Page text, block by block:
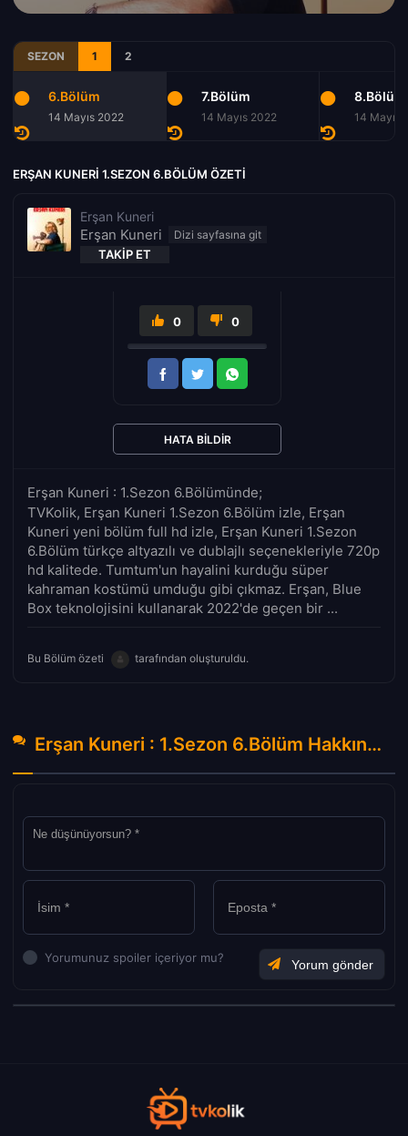
SEZON 1 2
6.Bölüm
14 Mayıs 2022
7.Bölüm
14 Mayıs 2022
8.Bölüm
14 Mayıs
ERŞAN KUNERI 1.SEZON 6.BÖLÜM ÖZETI
Erşan Kuneri
Erşan Kuneri
TAKIP ET
Erşan Kuneri : 1.Sezon 6.Bölümünde;
TVKolik, Erşan Kuneri 1.Sezon 6.Bölüm izle, Erşan
Kuneri yeni bölüm full hd izle, Erşan Kuneri 1.Sezon
6.Bölüm türkçe altyazılı ve dublajlı seçenekleriyle 720p
hd kalitede. Tumtum'un hayalini kurduğu süper
kahraman kostümü umduğu gibi çıkmaz. Erşan, Blue
Box teknolojisini kullanarak 2022'de geçen bir ...
Bu Bölüm özeti tarafından oluşturuldu.
0 0
HATA BILDIR
Erşan Kuneri : 1.Sezon 6.Bölüm Hakkında Yorumlar
Yorumunuz spoiler içeriyor mu?